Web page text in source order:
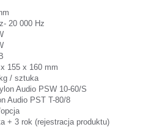
20 000 Hz
155 x 160 mm
/ sztuka
Audio PSW 10-60/S
Audio PST T-80/8
+ 3 rok (rejestracja produktu)